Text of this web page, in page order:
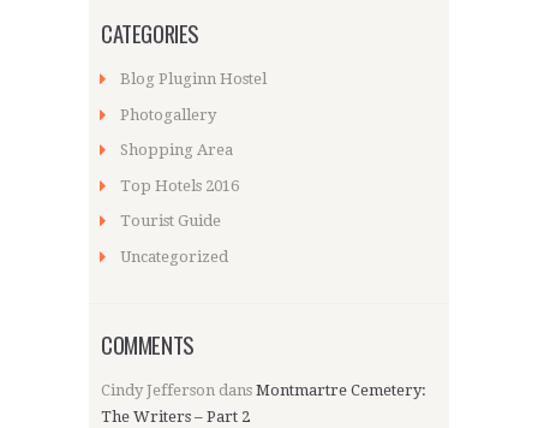
CATEGORIES
Blog Pluginn Hostel
Photogallery
Shopping Area
Top Hotels 2016
Tourist Guide
Uncategorized
COMMENTS
Cindy Jefferson dans Montmartre Cemetery:
The Writers – Part 2